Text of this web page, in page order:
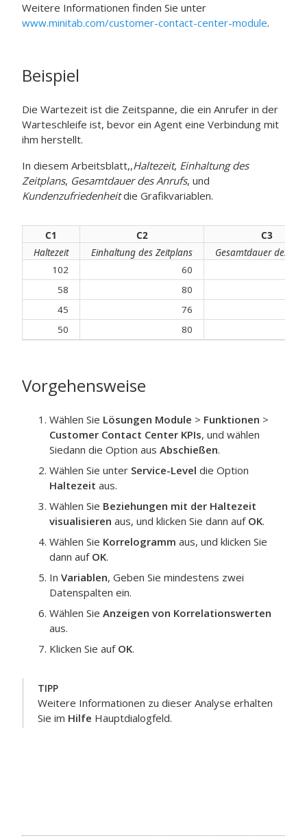
Weitere Informationen finden Sie unter
www.minitab.com/customer-contact-center-module.
Beispiel
Die Wartezeit ist die Zeitspanne, die ein Anrufer in der
Warteschleife ist, bevor ein Agent eine Verbindung mit
ihm herstellt.
In diesem Arbeitsblatt,,Haltezeit, Einhaltung des
Zeitplans, Gesamtdauer des Anrufs, und
Kundenzufriedenheitdie Grafikvariablen.
C1 C2
C3
Haltezeit
Einhaltung des Zeitplans
Gesamtdauer des
102
60
58
80
45
76
50
80
Vorgehensweise
Wählen Sie Lösungen Module > Funktionen >
Customer Contact Center KPIs, und wählen
Siedann die Option aus Abschießen.
Wählen Sie unter Service-Level die Option
Haltezeit aus.
Wählen Sie Beziehungen mit der Haltezeit
visualisieren aus, und klicken Sie dann auf OK.
Wählen Sie Korrelogramm aus, und klicken Sie
dann auf OK.
In Variablen, Geben Sie mindestens zwei
Datenspalten ein.
Wählen Sie Anzeigen von Korrelationswerten
aus.
Klicken Sie auf OK.
TIPP
Weitere Informationen zu dieser Analyse erhalten
Sie im Hilfe Hauptdialogfeld.